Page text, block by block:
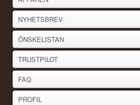
NYHETSBREV
ÖNSKELISTAN
TRUSTPILOT
FAQ
PROFIL